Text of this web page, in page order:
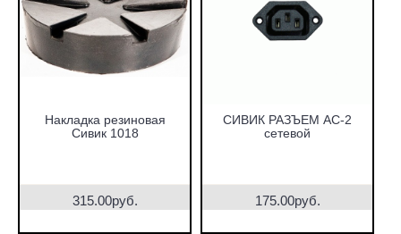
Накладка резиновая
Сивик 1018
315.00руб.
СИВИК РАЗЪЕМ AC-2
сетевой
175.00руб.